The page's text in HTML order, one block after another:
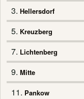
3. Hellersdorf
5. Kreuzberg
7. Lichtenberg
9. Mitte
11. Pankow